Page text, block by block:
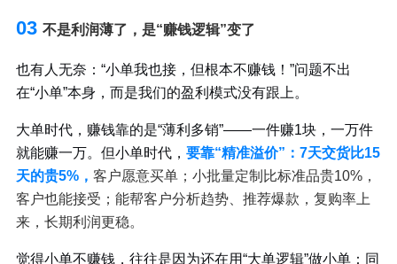
03 不是利润薄了，是“赚钱逻辑”变了
也有人无奈：“小单我也接，但根本不赚钱！”问题不出
在“小单”本身，而是我们的盈利模式没有跟上。
大单时代，赚钱靠的是“薄利多销”——一件赚1块，一万件
就能赚一万。但小单时代， 要靠“精准溢价”：7天交货比15
天的贵5%， 客户愿意买单；小批量定制比标准品贵10%，
客户也能接受；能帮客户分析趋势、推荐爆款，复购率上
来，长期利润更稳。
觉得小单不赚钱，往往是因为还在用“大单逻辑”做小单：同